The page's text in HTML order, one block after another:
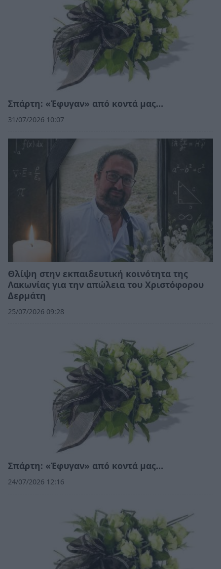
Σπάρτη: «Έφυγαν» από κοντά μας…
31/07/2026 10:07
Θλίψη στην εκπαιδευτική κοινότητα της
Λακωνίας για την απώλεια του Χριστόφορου
Δερμάτη
25/07/2026 09:28
Σπάρτη: «Έφυγαν» από κοντά μας…
24/07/2026 12:16